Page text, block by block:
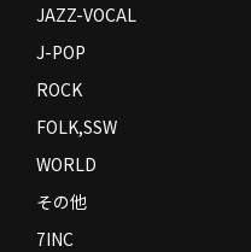
JAZZ-VOCAL
J-POP
ROCK
FOLK,SSW
WORLD
その他
7INC